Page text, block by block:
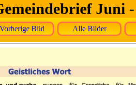
Juni
Vorherige Bild Alle Bilder